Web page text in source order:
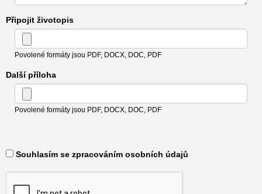
Připojit životopis
Povolené formáty jsou PDF, DOCX, DOC, PDF
Další příloha
Povolené formáty jsou PDF, DOCX, DOC, PDF
​ Souhlasím se zpracováním osobních údajů